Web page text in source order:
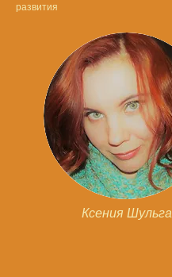
развития
Ксения Шульга